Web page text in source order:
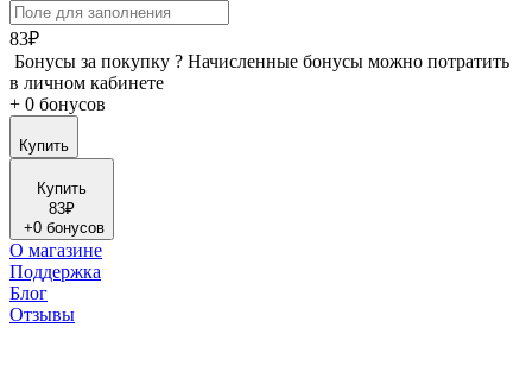
83₽
Бонусы за покупку ? Начисленные бонусы можно потратить
в личном кабинете
+ 0 бонусов
Купить
Купить
83₽
+0 бонусов
О магазине
Поддержка
Блог
Отзывы